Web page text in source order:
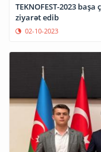
TEKNOFEST-2023
ziyarət edib
02-10-2023